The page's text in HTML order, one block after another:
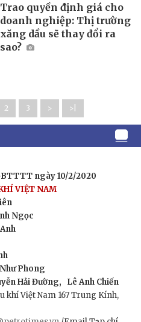
Trao quyền định giá cho
doanh nghiệp: Thị trường
xăng dầu sẽ thay đổi ra
sao?
2 3 > >|
ngày 10/2/2020
VIỆT NAM
Ngọc
Phong
Hải Đường,
Lê Anh Chiến
khí Việt Nam 167 Trung Kính,